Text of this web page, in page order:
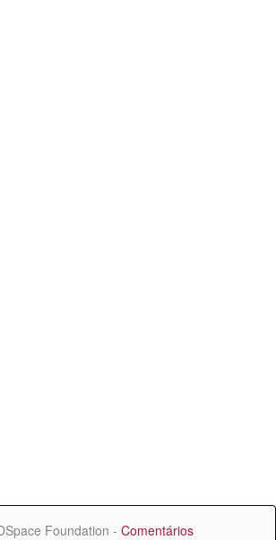
Foundation - Comentários